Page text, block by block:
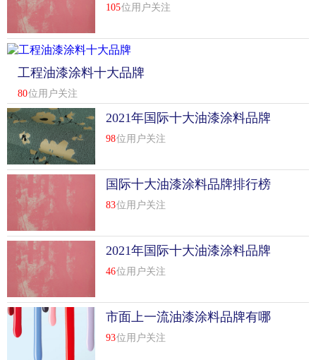
排行榜前10名
105位用户关注
工程油漆涂料十大品牌
80位用户关注
2021年国际十大油漆涂料品牌
98位用户关注
国际十大油漆涂料品牌排行榜
前10名
83位用户关注
2021年国际十大油漆涂料品牌
排行榜前十名
46位用户关注
市面上一流油漆涂料品牌有哪
些
93位用户关注